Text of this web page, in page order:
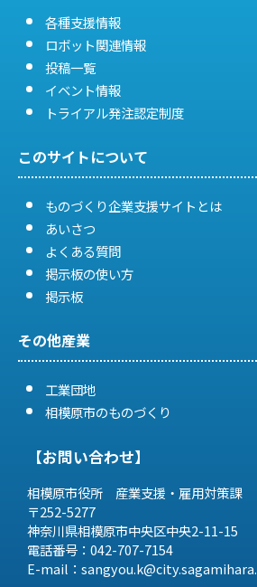
各種支援情報
ロボット関連情報
投稿一覧
イベント情報
トライアル発注認定制度
このサイトについて
ものづくり企業支援サイトとは
あいさつ
よくある質問
掲示板の使い方
掲示板
その他産業
工業団地
相模原市のものづくり
【お問い合わせ】
相模原市役所 産業支援・雇用対策課
〒252-5277
神奈川県相模原市中央区中央2-11-15
電話番号：042-707-7154
E-mail：sangyou.k@city.sagamihara.